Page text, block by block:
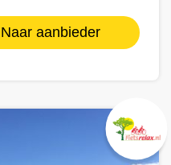
Naar aanbieder